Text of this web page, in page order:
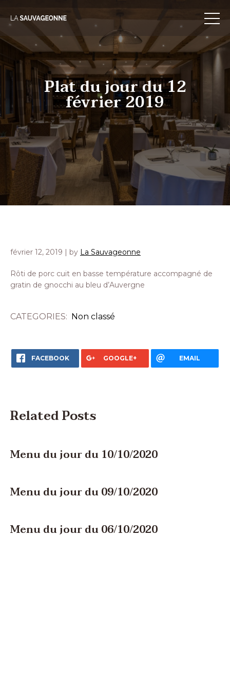
to
content
Plat du jour du 12
février 2019
février 12, 2019 | by La Sauvageonne
Rôti de porc cuit en basse température accompagné de
gratin de gnocchi au bleu d’Auvergne
CATEGORIES: Non classé
FACEBOOK GOOGLE+ EMAIL
Related Posts
Menu du jour du 10/10/2020
Menu du jour du 09/10/2020
Menu du jour du 06/10/2020